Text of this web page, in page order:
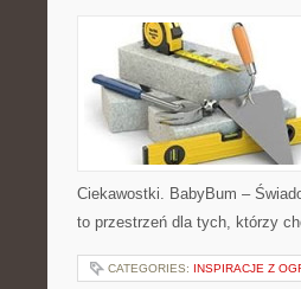
Ciekawostki. BabyBum –
to przestrzeń dla tych, którzy
CATEGORIES: INSPIRACJE Z